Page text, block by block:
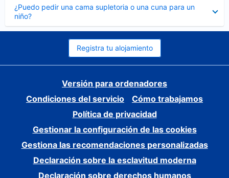
¿Puedo pedir una cama supletoria o una cuna para un
niño?
cerrado
Registra tu alojamiento
Versión para ordenadores
Condiciones del servicio
Cómo trabajamos
Política de privacidad
Gestionar la configuración de las cookies
Gestiona las recomendaciones personalizadas
Declaración sobre la esclavitud moderna
Declaración sobre derechos humanos